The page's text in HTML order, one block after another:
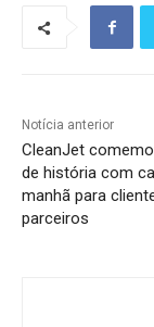
Notícia anterior
CleanJet
de história com
manhã para
parceiros